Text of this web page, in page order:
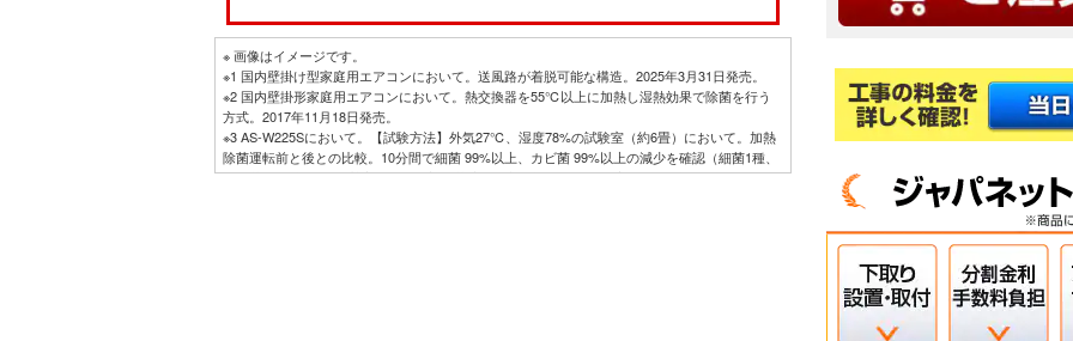
L635S2
※ 画像はイメージです。
※1 国内壁掛け型家庭用エアコンにおいて。送風路が着脱可能な構造。2025年3月31日発売。
※2 国内壁掛形家庭用エアコンにおいて。熱交換器を55℃以上に加熱し湿熱効果で除菌を行う
方式。2017年11月18日発売。
※3 AS-W225Sにおいて。【試験方法】外気27℃、湿度78%の試験室（約6畳）において。加熱
除菌運転前と後との比較。10分間で細菌 99%以上、カビ菌 99%以上の減少を確認（細菌1種、
カビ菌1種で評価）。熱交換器の一部の菌液を回収し評価。動作環境によって効果が低下する場